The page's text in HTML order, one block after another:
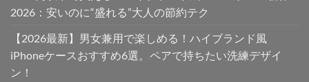
2026：安いのに“盛れる”大人の節約テク
【2026最新】男女兼用で楽しめる！ハイブランド風
iPhoneケースおすすめ6選。ペアで持ちたい洗練デザイ
ン！